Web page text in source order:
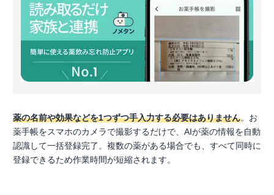
薬の名前や効果などを1つずつ手入力する必要はありません。お
薬手帳をスマホのカメラで撮影するだけで、AIが薬の情報を自動
認識して一括登録完了。複数の薬がある場合でも、すべて同時に
登録できるため作業時間が短縮されます。